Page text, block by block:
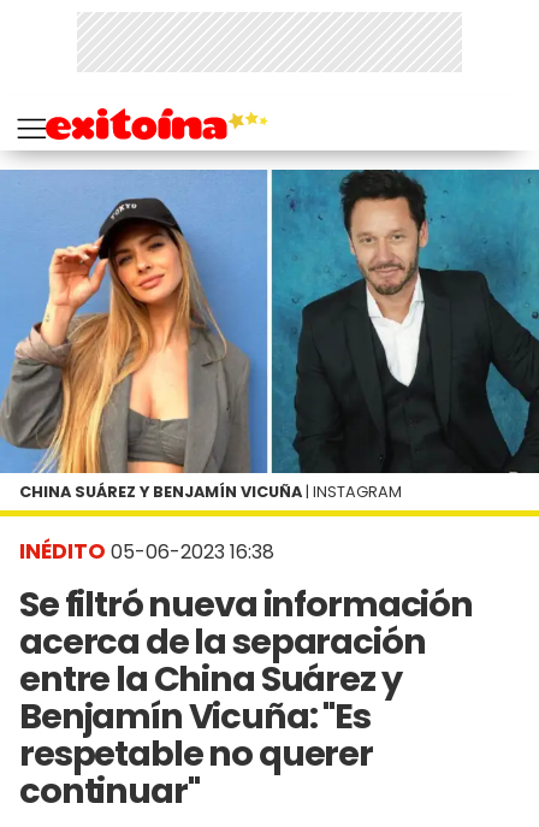
INÉDITO 05-06-2023 16:38
Se filtró nueva información
acerca de la separación
entre la China Suárez y
Benjamín Vicuña: "Es
respetable no querer
continuar"
CHINA SUÁREZ Y BENJAMÍN VICUÑA | INSTAGRAM